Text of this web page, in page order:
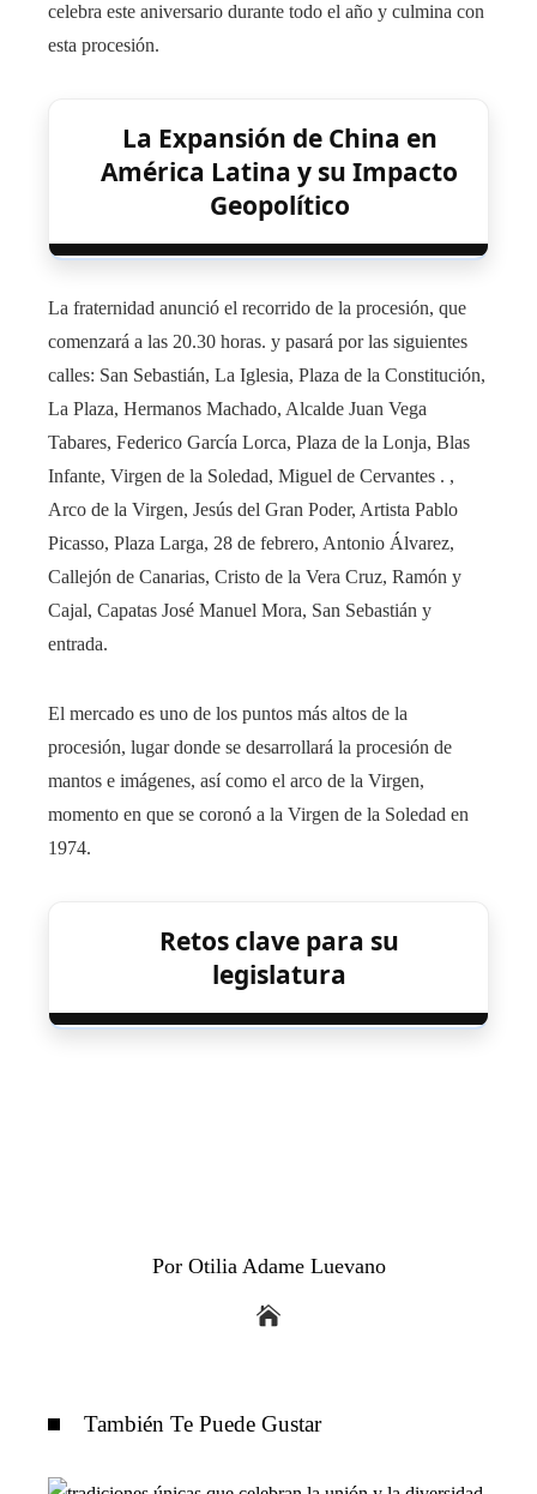
celebra este aniversario durante todo el año y culmina con
esta procesión.
La Expansión de China en
América Latina y su Impacto
Geopolítico
La fraternidad anunció el recorrido de la procesión, que
comenzará a las 20.30 horas. y pasará por las siguientes
calles: San Sebastián, La Iglesia, Plaza de la Constitución,
La Plaza, Hermanos Machado, Alcalde Juan Vega
Tabares, Federico García Lorca, Plaza de la Lonja, Blas
Infante, Virgen de la Soledad, Miguel de Cervantes . ,
Arco de la Virgen, Jesús del Gran Poder, Artista Pablo
Picasso, Plaza Larga, 28 de febrero, Antonio Álvarez,
Callejón de Canarias, Cristo de la Vera Cruz, Ramón y
Cajal, Capatas José Manuel Mora, San Sebastián y
entrada.
El mercado es uno de los puntos más altos de la
procesión, lugar donde se desarrollará la procesión de
mantos e imágenes, así como el arco de la Virgen,
momento en que se coronó a la Virgen de la Soledad en
1974.
Retos clave para su
legislatura
Por Otilia Adame Luevano
También Te Puede Gustar